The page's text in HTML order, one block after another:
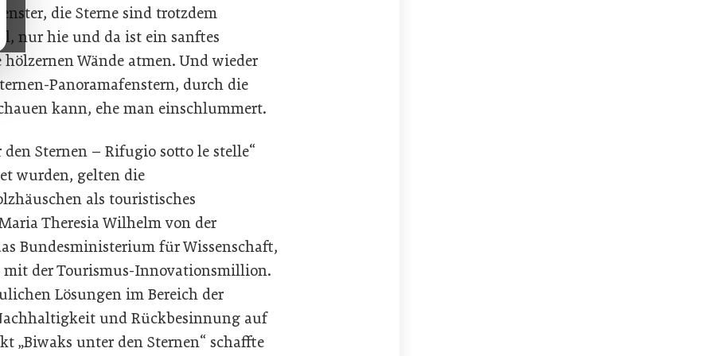
die Sterne sind trotzdem
nur hie und da ist ein sanftes
Wände atmen. Und wieder
Panoramafenstern, durch die
kann, ehe man einschlummert.
Sternen – Rifugio sotto le stelle“
wurden, gelten die
als touristisches
Theresia Wilhelm von der
Bundesministerium für Wissenschaft,
der Tourismus-Innovationsmillion.
Lösungen im Bereich der
und Rückbesinnung auf
„Biwaks unter den Sternen“ schaffte